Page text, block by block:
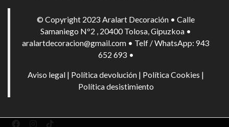
© Copyright 2023 Aralart Decoración • Calle
Samaniego Nº2 , 20400 Tolosa, Gipuzkoa •
aralartdecoracion@gmail.com • Telf / WhatsApp: 943
652 693 •
Aviso legal | Política devolución | Política Cookies |
Política desistimiento